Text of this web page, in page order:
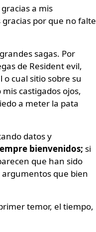
a mis
gracias por que no falte
sagas. Por
de Resident evil,
cual sitio sobre su
castigados ojos,
a meter la pata
datos y
bienvenidos; si
que han sido
que bien
temor, el tiempo,